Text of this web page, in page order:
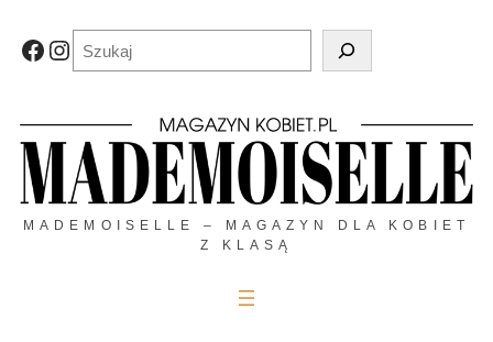
treściFacebook
Instagram
MADEMOISELLE – MAGAZYN DLA KOBIET
Z KLASĄ